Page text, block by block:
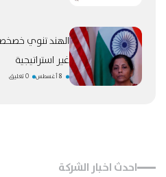
الهند تنوي
غير استراتيجية
8 أغسطس 0 تعليق
احدث اخبار الشركة